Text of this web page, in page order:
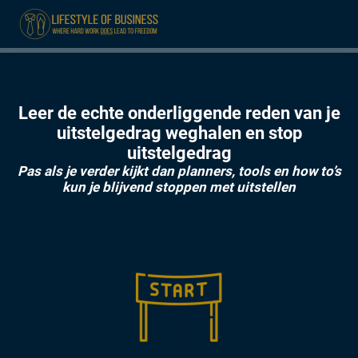
Leer de echte onderliggende reden van je
uitstelgedrag weghalen en stop
uitstelgedrag
Pas als je verder kijkt dan planners, tools en how to’s
kun je blijvend stoppen met uitstellen